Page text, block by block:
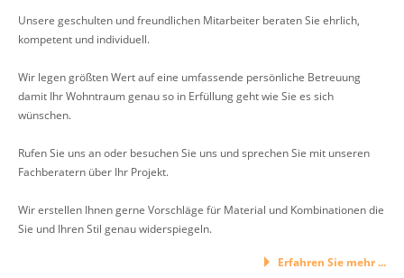
Unsere geschulten und freundlichen Mitarbeiter beraten Sie ehrlich,
kompetent und individuell.
Wir legen größten Wert auf eine umfassende persönliche Betreuung
damit Ihr Wohntraum genau so in Erfüllung geht wie Sie es sich
wünschen.
Rufen Sie uns an oder besuchen Sie uns und sprechen Sie mit unseren
Fachberatern über Ihr Projekt.
Wir erstellen Ihnen gerne Vorschläge für Material und Kombinationen die
Sie und Ihren Stil genau widerspiegeln.
Erfahren Sie mehr ...